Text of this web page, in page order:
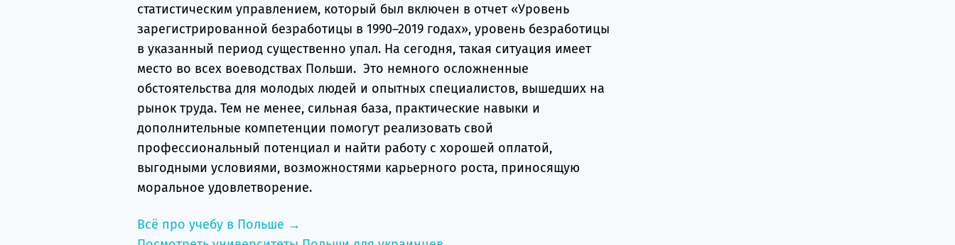
статистическим управлением, который был включен в отчет «Уровень
зарегистрированной безработицы в 1990–2019 годах», уровень безработицы
в указанный период существенно упал. На сегодня, такая ситуация имеет
место во всех воеводствах Польши. Это немного осложненные
обстоятельства для молодых людей и опытных специалистов, вышедших на
рынок труда. Тем не менее, сильная база, практические навыки и
дополнительные компетенции помогут реализовать свой
профессиональный потенциал и найти работу с хорошей оплатой,
выгодными условиями, возможностями карьерного роста, приносящую
моральное удовлетворение.
Всё про учебу в Польше →